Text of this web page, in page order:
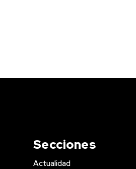
Secciones
Actualidad